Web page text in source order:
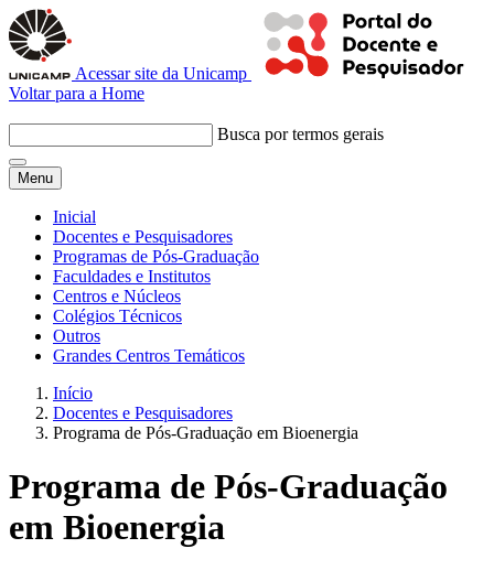
Acessar site da Unicamp
Voltar para a Home
Busca por termos gerais
Menu
Inicial
Docentes e Pesquisadores
Programas de Pós-Graduação
Faculdades e Institutos
Centros e Núcleos
Colégios Técnicos
Outros
Grandes Centros Temáticos
Início
Docentes e Pesquisadores
Programa de Pós-Graduação em Bioenergia
Programa de Pós-Graduação
em Bioenergia